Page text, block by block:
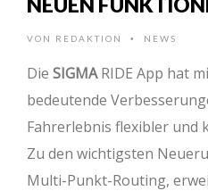
VON REDAKTION • NEWS
Die SIGMARIDE App hat
bedeutende
Fahrerlebnis flexibler und
Zu den wichtigsten
Multi-Punkt-Routing,